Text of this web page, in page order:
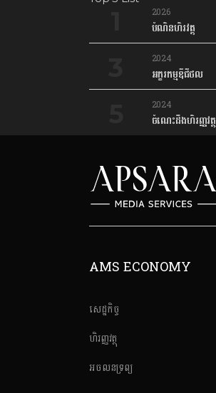
2026
បំណិនហិរវត្ថុ
2024
អក្ខរកម្មឌីជីថល
2024
ចំណេះដឹងហិរញ្ញវត្ថុ
AMS ECONOMY
សេដ្ឋកិច្ច
ហិរញ្ញវត្ថុ
អចលនទ្រព្យ